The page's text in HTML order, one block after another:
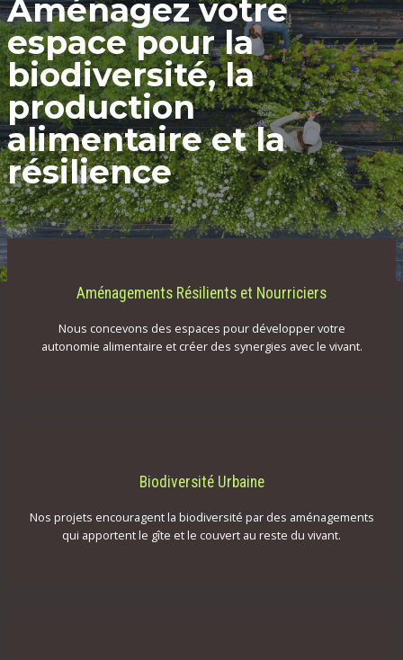
Aménagez votre
espace pour la
biodiversité, la
production
alimentaire et la
résilience
Aménagements Résilients et Nourriciers
Nous concevons des espaces pour développer votre
autonomie alimentaire et créer des synergies avec le vivant.
Biodiversité Urbaine
Nos projets encouragent la biodiversité par des aménagements
qui apportent le gîte et le couvert au reste du vivant.